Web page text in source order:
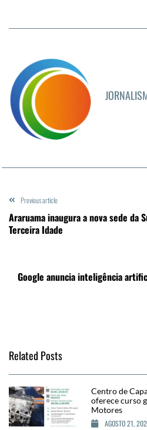
Previous article
Araruama inaugura a nova sede da
Terceira Idade
Google anuncia inteligência
Related Posts
Centro de
oferece curso
Motores
AGOSTO 21,